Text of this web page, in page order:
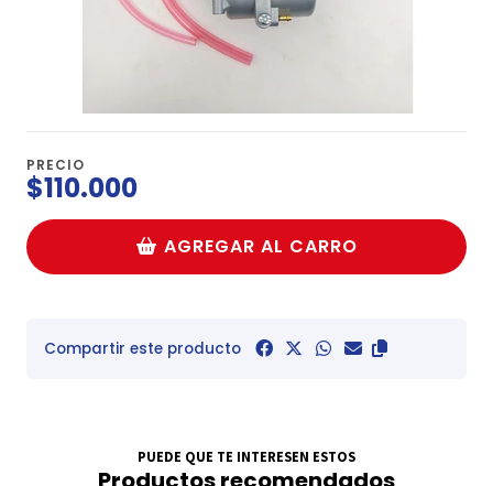
PRECIO
$110.000
AGREGAR AL CARRO
Compartir este producto
PUEDE QUE TE INTERESEN ESTOS